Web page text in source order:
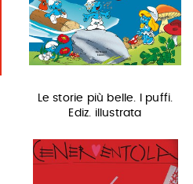
Le storie più belle. I puffi.
Ediz. illustrata